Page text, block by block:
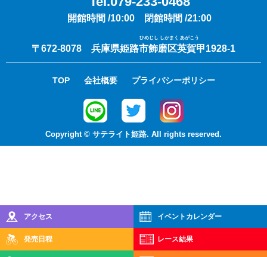
アクセス イベント カレンダー
発売日程 レース結果
開館時間 /10:00 閉館時間 /21:00
ひめじし しかまく あがこう
〒672-8078 兵庫県姫路市飾磨区英賀甲1928-1
TOP 会社概要 プライバシーポリシー
Copyright © サテライト姫路. All rights reserved.